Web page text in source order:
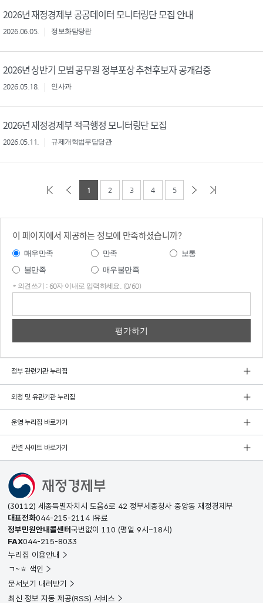
2026년 재정경제부 공공데이터 모니터링단 모집 안내
2026.06.05. 정보화담당관
2026년 상반기 모범 공무원 정부포상 추천후보자 공개검증
2026.05.18. 인사과
2026년 재정경제부 적극행정 모니터링단 모집
2026.05.11. 규제개혁법무담당관
1 2 3 4 5
이 페이지에서 제공하는 정보에 만족하셨습니까?
매우만족 만족
보통
불만족
매우불만족
* 의견쓰기 : 60자 이내로 입력하세요. (0/60)
정부 관련기관 누리집
외청 및 유관기관 누리집
운영 누리집 바로가기
관련 사이트 바로가기
(30112) 세종특별자치시 도움6로 42 정부세종청사 중앙동 재정경제부
대표전화044-215-2114 유료
정부민원안내콜센터국번없이 110 (평일 9시~18시)
FAX044-215-8033
누리집 이용안내
ㄱ~ㅎ 색인
문서보기 내려받기
최신 정보 자동 제공(RSS) 서비스